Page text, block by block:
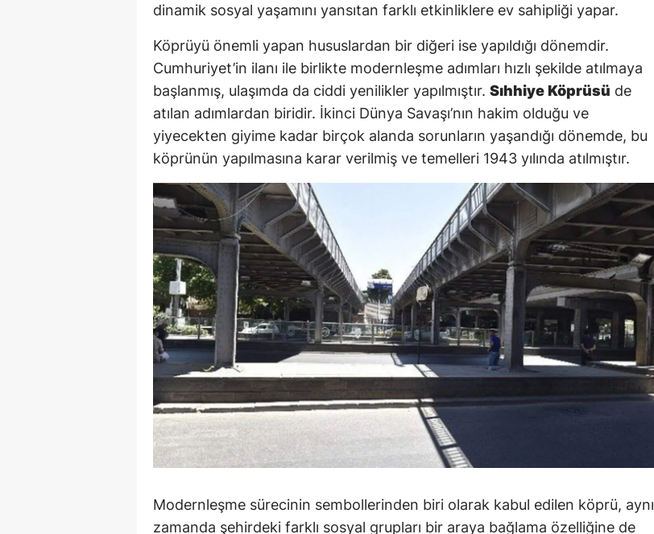
dinamik sosyal yaşamını yansıtan farklı etkinliklere ev sahipliği yapar.
Köprüyü önemli yapan hususlardan bir diğeri ise yapıldığı dönemdir.
Cumhuriyet’in ilanı ile birlikte modernleşme adımları hızlı şekilde atılmaya
başlanmış, ulaşımda da ciddi yenilikler yapılmıştır. Sıhhiye Köprüsü de
atılan adımlardan biridir. İkinci Dünya Savaşı’nın hakim olduğu ve
yiyecekten giyime kadar birçok alanda sorunların yaşandığı dönemde, bu
köprünün yapılmasına karar verilmiş ve temelleri 1943 yılında atılmıştır.
Modernleşme sürecinin sembollerinden biri olarak kabul edilen köprü, aynı
zamanda şehirdeki farklı sosyal grupları bir araya bağlama özelliğine de